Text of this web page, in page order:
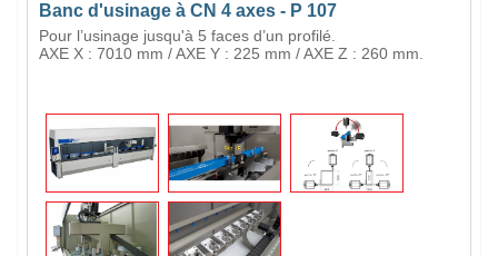
Banc d'usinage à CN 4 axes - P 107
Pour l’usinage jusqu'à 5 faces d’un profilé.
AXE X : 7010 mm / AXE Y : 225 mm / AXE Z : 260 mm.